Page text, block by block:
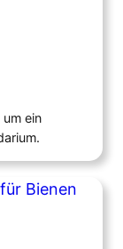
ein